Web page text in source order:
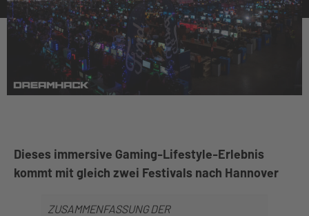
Dieses immersive Gaming-Lifestyle-Erlebnis
kommt mit gleich zwei Festivals nach Hannover
ZUSAMMENFASSUNG DER